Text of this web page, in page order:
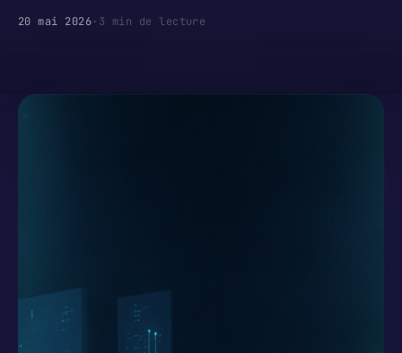
20 mai 2026· 3 min de lecture